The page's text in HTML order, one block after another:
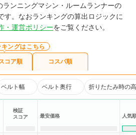
ンニングマシン・ルームランナーの
す。なおランキングの算出ロジックに
・運営ポリシーをご覧ください。
ングはこちら
コア順 コスパ順
ベルト幅 ベルト奥行 折りたたみ時の
検証
スコア
最安価格 人気